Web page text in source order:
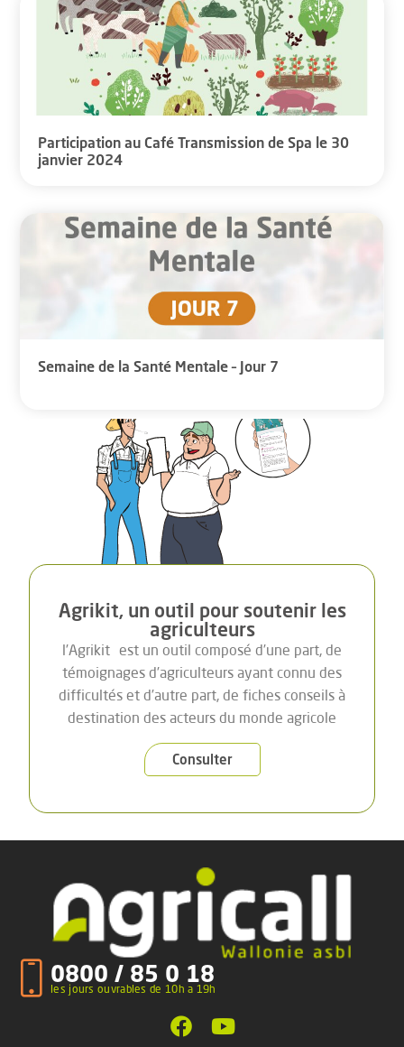
Participation au Café Transmission de Spa le 30
janvier 2024
Semaine de la Santé Mentale – Jour 7
Agrikit, un outil pour soutenir les
agriculteurs
l’Agrikit est un outil composé d’une part, de
témoignages d’agriculteurs ayant connu des
difficultés et d’autre part, de fiches conseils à
destination des acteurs du monde agricole
Consulter
0800 / 85 0 18
les jours ouvrables de 10h a 19h